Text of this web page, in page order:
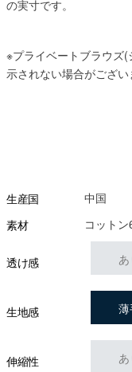
の実寸です。
※プライベートブラウズ
示されない場合がござい
生産国
中国
素材
コット
透け感 あ
生地感
伸縮性 あ